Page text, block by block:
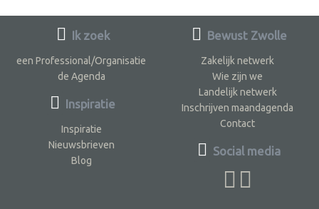
Ik zoek
een Professional/Organisatie
de Agenda
Inspiratie
Inspiratie
Nieuwsbrieven
Blog
Bewust Zwolle
Zakelijk netwerk
Wie zijn we
Landelijk netwerk
Inschrijven maandagenda
Contact
Social media